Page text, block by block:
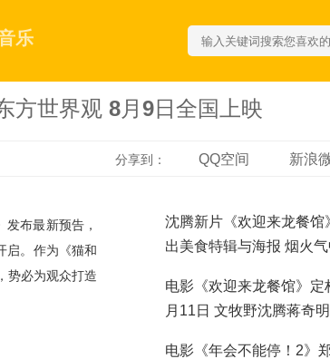
乐
方世界观 8月9日全国上映
新浪
QQ空间
分享到：
布最新预告，
启。作为《猫和
势必为观众打造
沈腾新片《欢迎来龙餐馆
出美食特辑与海报 烟火气
电影《欢迎来龙餐馆》定
月11日 文牧野沈腾蒋奇
电影《年会不能停！2》